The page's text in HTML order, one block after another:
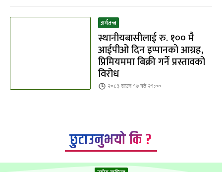
अर्थतन्त्र
स्थानीयबासीलाई रु. १०० मै
आईपीओ दिन इप्पानको आग्रह,
प्रिमियममा बिक्री गर्ने प्रस्तावको
विरोध
२०८३ साउन १७ गते २१:००
छुटाउनुभयो कि ?